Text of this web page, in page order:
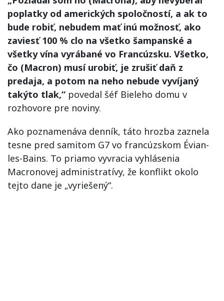
poplatky od amerických spoločností, a ak to
bude robiť, nebudem mať inú možnosť, ako
zaviesť 100 % clo na všetko šampanské a
všetky vína vyrábané vo Francúzsku. Všetko,
čo (Macron) musí urobiť, je zrušiť daň z
predaja, a potom na neho nebude vyvíjaný
takýto tlak,“ povedal šéf Bieleho domu v
rozhovore pre noviny.
Ako poznamenáva denník, táto hrozba zaznela
tesne pred samitom G7 vo francúzskom Évian-
les-Bains. To priamo vyvracia vyhlásenia
Macronovej administratívy, že konflikt okolo
tejto dane je „vyriešený“.